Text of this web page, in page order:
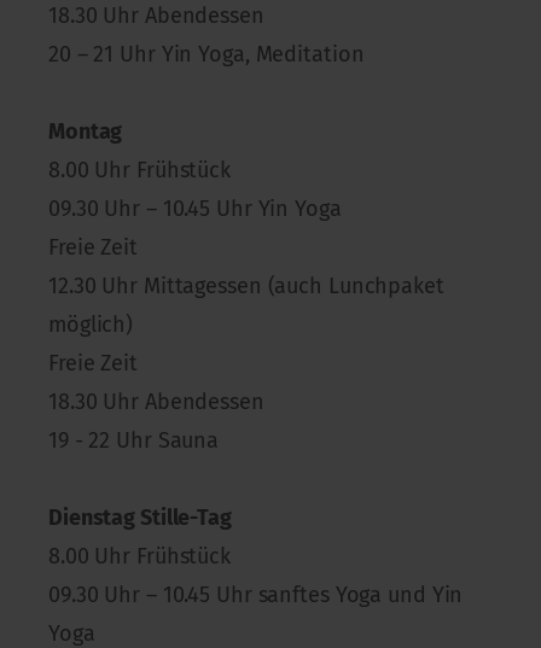
18.30 Uhr Abendessen
20 – 21 Uhr Yin Yoga, Meditation
Montag
8.00 Uhr Frühstück
09.30 Uhr – 10.45 Uhr Yin Yoga
Freie Zeit
12.30 Uhr Mittagessen (auch Lunchpaket
möglich)
Freie Zeit
18.30 Uhr Abendessen
19 - 22 Uhr Sauna
Dienstag Stille-Tag
8.00 Uhr Frühstück
09.30 Uhr – 10.45 Uhr sanftes Yoga und Yin
Yoga